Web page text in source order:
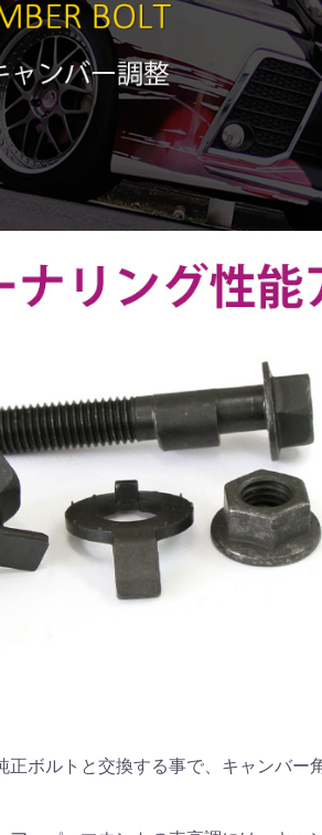
ボルトと交換する事で、キャンバー